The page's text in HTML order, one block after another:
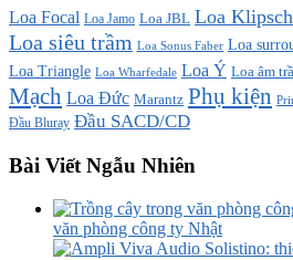
Loa Focal Loa Jamo Loa JBL Loa Klipsch
Loa siêu trầm Loa Sonus Faber Loa
Loa Triangle Loa Wharfedale Loa Ý Loa âm
Mạch Loa Đức Marantz Phụ kiện
Đầu Bluray Đầu SACD/CD
Bài Viết Ngẫu Nhiên
văn phòng công ty Nhật